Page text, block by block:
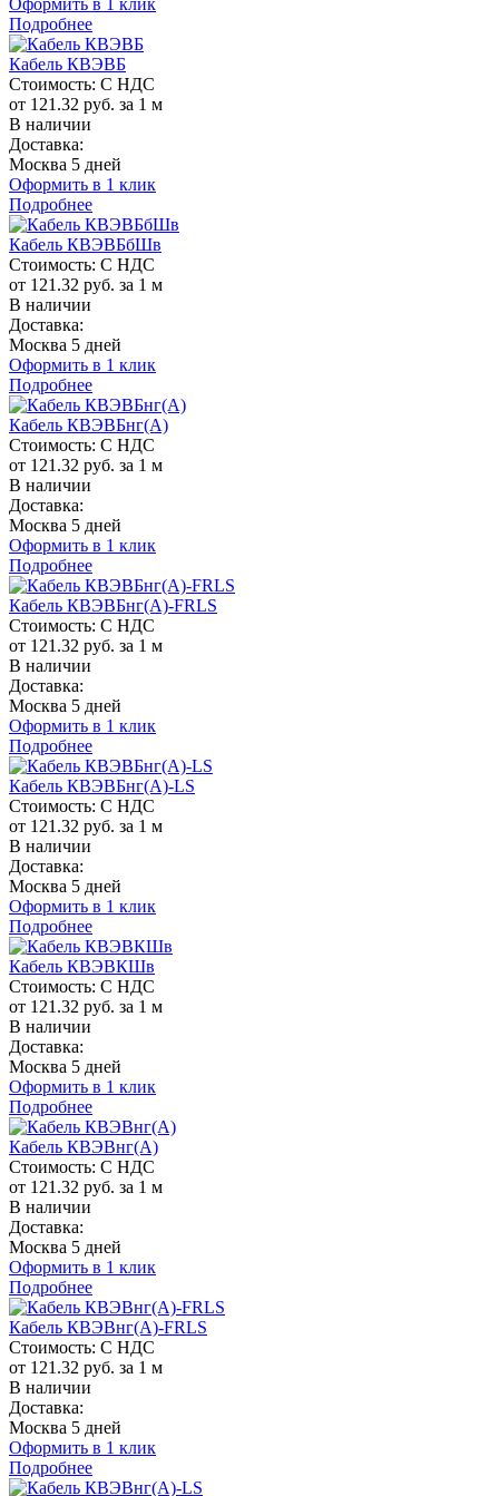
Подробнее
Кабель КВЭВБ
Стоимость: С НДС
от 121.32 руб. за 1 м
В наличии
Доставка:
Москва 5 дней
Оформить в 1 клик
Подробнее
Кабель КВЭВБбШв
Стоимость: С НДС
от 121.32 руб. за 1 м
В наличии
Доставка:
Москва 5 дней
Оформить в 1 клик
Подробнее
Кабель КВЭВБнг(A)
Стоимость: С НДС
от 121.32 руб. за 1 м
В наличии
Доставка:
Москва 5 дней
Оформить в 1 клик
Подробнее
Кабель КВЭВБнг(A)-FRLS
Стоимость: С НДС
от 121.32 руб. за 1 м
В наличии
Доставка:
Москва 5 дней
Оформить в 1 клик
Подробнее
Кабель КВЭВБнг(A)-LS
Стоимость: С НДС
от 121.32 руб. за 1 м
В наличии
Доставка:
Москва 5 дней
Оформить в 1 клик
Подробнее
Кабель КВЭВКШв
Стоимость: С НДС
от 121.32 руб. за 1 м
В наличии
Доставка:
Москва 5 дней
Оформить в 1 клик
Подробнее
Кабель КВЭВнг(A)
Стоимость: С НДС
от 121.32 руб. за 1 м
В наличии
Доставка:
Москва 5 дней
Оформить в 1 клик
Подробнее
Кабель КВЭВнг(A)-FRLS
Стоимость: С НДС
от 121.32 руб. за 1 м
В наличии
Доставка:
Москва 5 дней
Оформить в 1 клик
Подробнее